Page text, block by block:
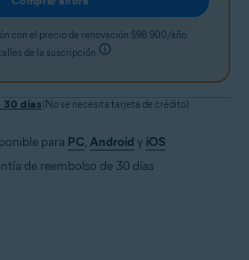
con el precio de renovación $98.900/año.
de la suscripción
30 días(No se necesita tarjeta de crédito)
para PC, Android y iOS
de reembolso de 30 días